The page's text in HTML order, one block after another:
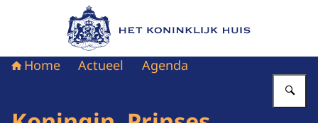
Naar de homepage van Het Koninklijk Huis
Home Actueel Agenda